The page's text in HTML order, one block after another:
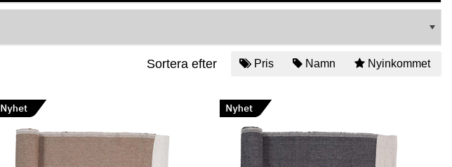
Sortera efter Pris Namn Nyinkommet